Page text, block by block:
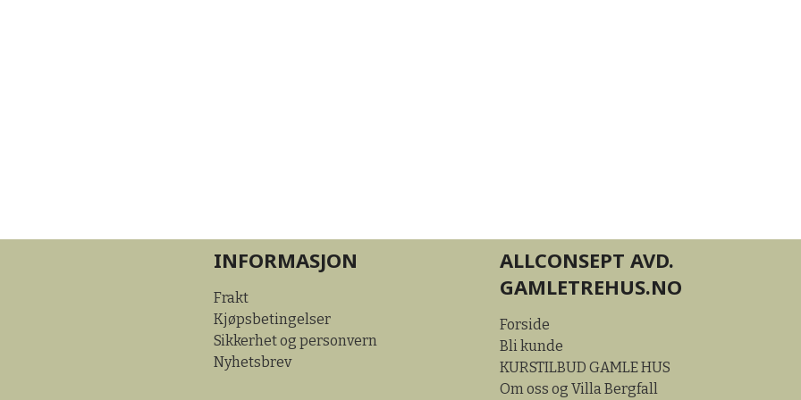
INFORMASJON
Frakt
Kjøpsbetingelser
Sikkerhet og personvern
Nyhetsbrev
ALLCONSEPT AVD.
GAMLETREHUS.NO
Forside
Bli kunde
KURSTILBUD GAMLE HUS
Om oss og Villa Bergfall